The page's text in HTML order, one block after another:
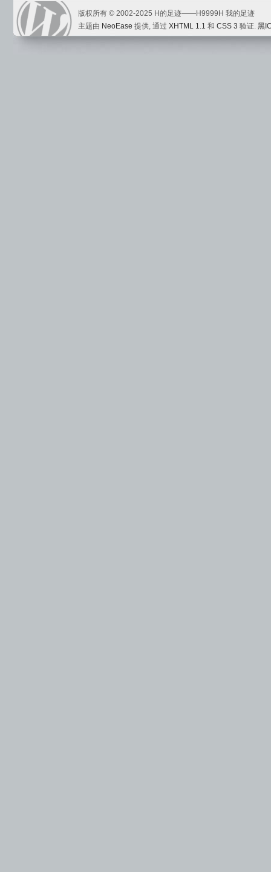
版权所有 © 2002-2025 H的足迹——H9999H 我的足迹
主题由 NeoEase 提供, 通过 XHTML 1.1 和 CSS 3 验证. 黑